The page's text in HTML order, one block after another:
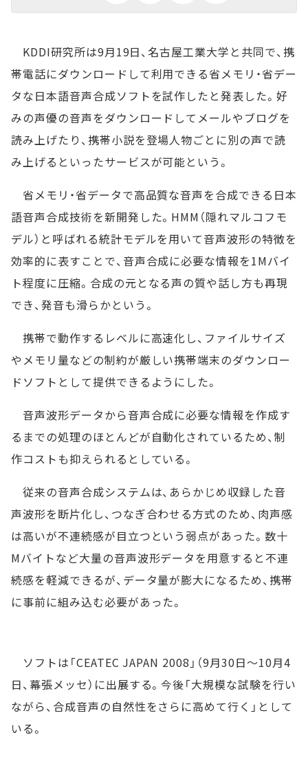
KDDI研究所は9月19日、名古屋工業大学と共同で、携
帯電話にダウンロードして利用できる省メモリ・省デー
タな日本語音声合成ソフトを試作したと発表した。好
みの声優の音声をダウンロードしてメールやブログを
読み上げたり、携帯小説を登場人物ごとに別の声で読
み上げるといったサービスが可能という。
省メモリ・省データで高品質な音声を合成できる日本
語音声合成技術を新開発した。HMM（隠れマルコフモ
デル）と呼ばれる統計モデルを用いて音声波形の特徴を
効率的に表すことで、音声合成に必要な情報を1Mバイ
ト程度に圧縮。合成の元となる声の質や話し方も再現
でき、発音も滑らかという。
携帯で動作するレベルに高速化し、ファイルサイズ
やメモリ量などの制約が厳しい携帯端末のダウンロー
ドソフトとして提供できるようにした。
音声波形データから音声合成に必要な情報を作成す
るまでの処理のほとんどが自動化されているため、制
作コストも抑えられるとしている。
従来の音声合成システムは、あらかじめ収録した音
声波形を断片化し、つなぎ合わせる方式のため、肉声感
は高いが不連続感が目立つという弱点があった。数十
Mバイトなど大量の音声波形データを用意すると不連
続感を軽減できるが、データ量が膨大になるため、携帯
に事前に組み込む必要があった。
ソフトは「CEATEC JAPAN 2008」（9月30日～10月4
日、幕張メッセ）に出展する。今後「大規模な試験を行い
ながら、合成音声の自然性をさらに高めて行く」として
いる。